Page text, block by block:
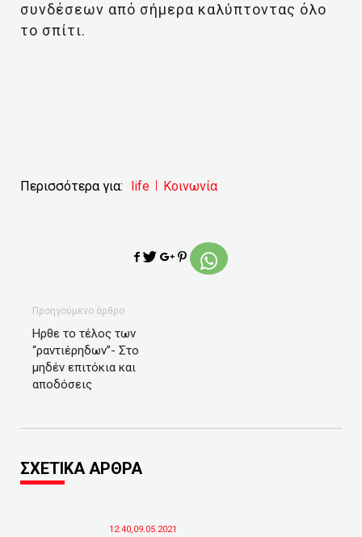
συνδέσεων από σήμερα καλύπτοντας όλο
το σπίτι.
Περισσότερα για: life Κοινωνία
Προηγούμενο άρθρο
Ηρθε το τέλος των
“ραντιέρηδων”- Στο
μηδέν επιτόκια και
αποδόσεις
ΣΧΕΤΙΚΑ ΑΡΘΡΑ
12:40,09.05.2021